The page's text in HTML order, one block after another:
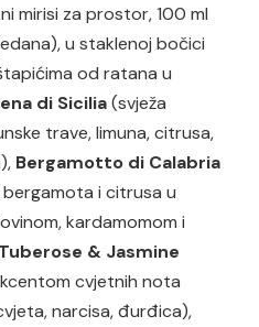
mirisi za prostor, 100 ml
u staklenoj bočici
od ratana u
di Sicilia(svježa
trave, limuna, citrusa,
Bergamotto di Calabria
bergamota i citrusa u
kardamomom i
Tuberose & Jasmine
cvjetnih nota
narcisa, đurđica),